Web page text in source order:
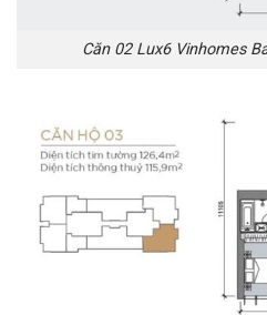
Căn 02 Lux6 Vinhomes